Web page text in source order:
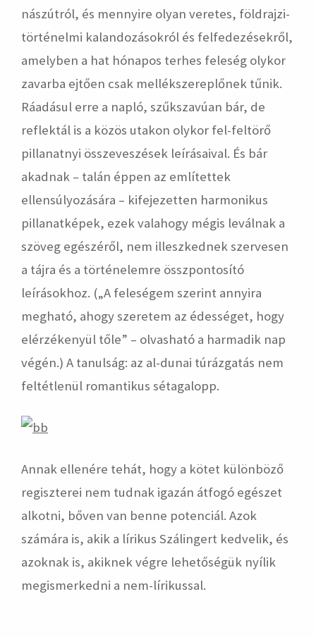
nászútról, és mennyire olyan veretes, földrajzi-
történelmi kalandozásokról és felfedezésekről,
amelyben a hat hónapos terhes feleség olykor
zavarba ejtően csak mellékszereplőnek tűnik.
Ráadásul erre a napló, szűkszavúan bár, de
reflektál is a közös utakon olykor fel-feltörő
pillanatnyi összeveszések leírásaival. És bár
akadnak – talán éppen az említettek
ellensúlyozására – kifejezetten harmonikus
pillanatképek, ezek valahogy mégis leválnak a
szöveg egészéről, nem illeszkednek szervesen
a tájra és a történelemre összpontosító
leírásokhoz. („A feleségem szerint annyira
megható, ahogy szeretem az édességet, hogy
elérzékenyül tőle” – olvasható a harmadik nap
végén.) A tanulság: az al-dunai túrázgatás nem
feltétlenül romantikus sétagalopp.
Annak ellenére tehát, hogy a kötet különböző
regiszterei nem tudnak igazán átfogó egészet
alkotni, bőven van benne potenciál. Azok
számára is, akik a lírikus Szálingert kedvelik, és
azoknak is, akiknek végre lehetőségük nyílik
megismerkedni a nem-lírikussal.